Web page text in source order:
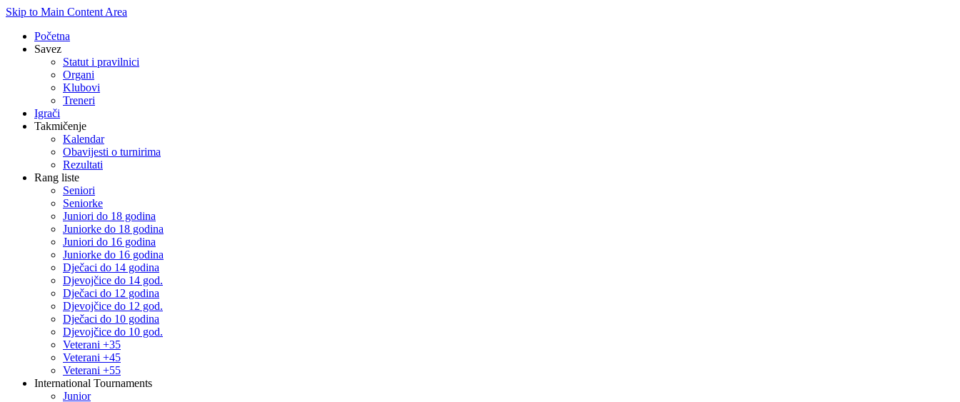
Skip to Main Content Area
Početna
Savez
Statut i pravilnici
Organi
Klubovi
Treneri
Igrači
Takmičenje
Kalendar
Obavijesti o turnirima
Rezultati
Rang liste
Seniori
Seniorke
Juniori do 18 godina
Juniorke do 18 godina
Juniori do 16 godina
Juniorke do 16 godina
Dječaci do 14 godina
Djevojčice do 14 god.
Dječaci do 12 godina
Djevojčice do 12 god.
Dječaci do 10 godina
Djevojčice do 10 god.
Veterani +35
Veterani +45
Veterani +55
International Tournaments
Junior